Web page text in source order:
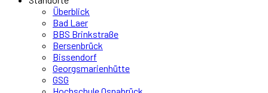
Überblick
Bad Laer
BBS Brinkstraße
Bersenbrück
Bissendorf
Georgsmarienhütte
GSG